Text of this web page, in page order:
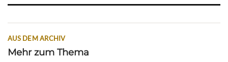
AUS DEM ARCHIV
Mehr zum Thema